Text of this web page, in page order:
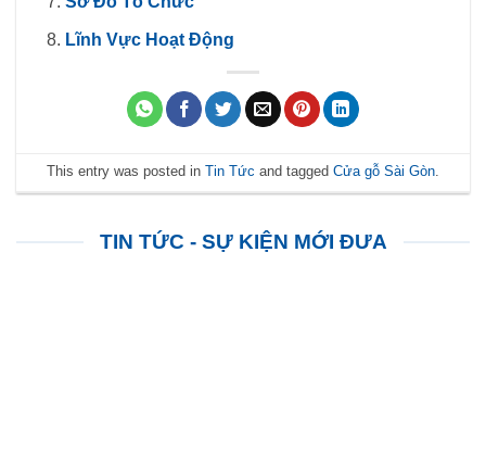
Lĩnh Vực Hoạt Động
This entry was posted in Tin Tức and tagged Cửa gỗ Sài Gòn.
TIN TỨC - SỰ KIỆN MỚI ĐƯA